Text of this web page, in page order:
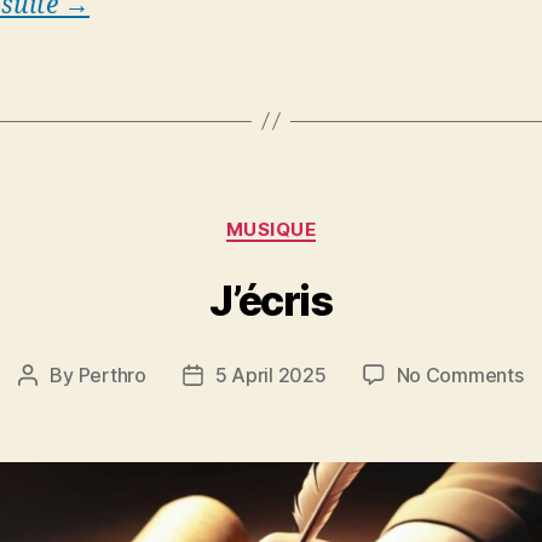
Categories
MUSIQUE
J’écris
Post
By Perthro
Post5 April 2025 No Comments